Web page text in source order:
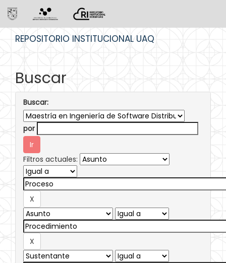
REPOSITORIO INSTITUCIONAL UAQ
Buscar
Buscar:
por
Filtros actuales: